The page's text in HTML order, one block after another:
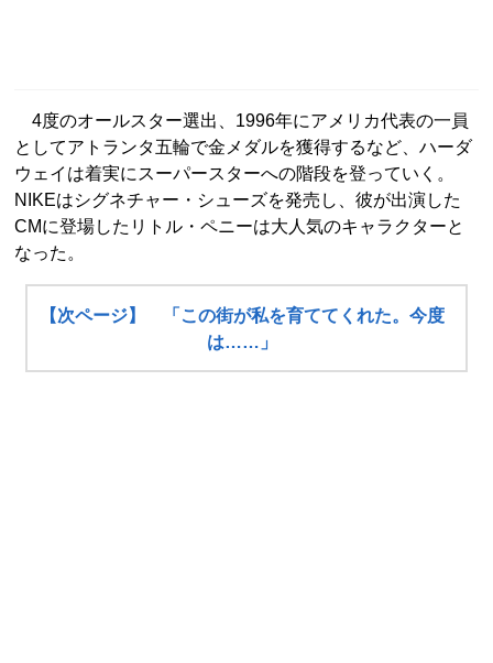
4度のオールスター選出、1996年にアメリカ代表の一員
としてアトランタ五輪で金メダルを獲得するなど、ハーダ
ウェイは着実にスーパースターへの階段を登っていく。
NIKEはシグネチャー・シューズを発売し、彼が出演した
CMに登場したリトル・ペニーは大人気のキャラクターと
なった。
【次ページ】 「この街が私を育ててくれた。今度
は……」